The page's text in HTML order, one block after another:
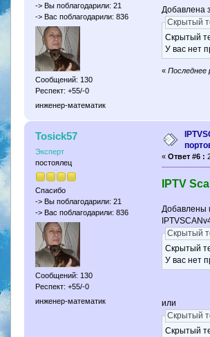
-> Вы поблагодарили: 21
-> Вас поблагодарили: 836
Сообщений: 130
Респект: +55/-0
инженер-математик
Добавлена
Скрытый
Скрытый
У вас нет
«Последнее
Tosick57
Эксперт
постоялец
Спасибо
-> Вы поблагодарили: 21
-> Вас поблагодарили: 836
Сообщений: 130
Респект: +55/-0
инженер-математик
«Ответ #6 :
IPTV
Добавлены
Скрытый
Скрытый
У вас нет
или
Скрытый
Скрытый